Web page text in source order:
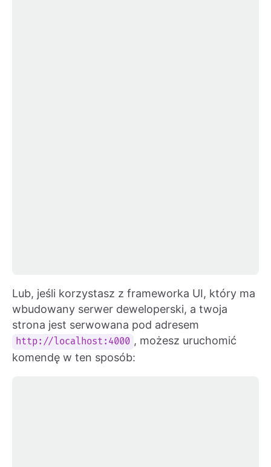
Lub, jeśli korzystasz z frameworka UI, który ma
wbudowany serwer deweloperski, a twoja
strona jest serwowana pod adresem
http://localhost:4000 , możesz uruchomić
komendę w ten sposób: